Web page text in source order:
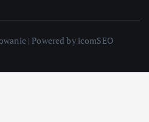
| Powered by icomSEO